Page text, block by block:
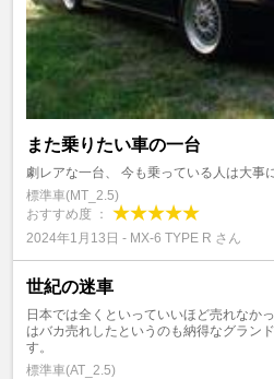
また乗りたい車の一台
劇レアな一台、 今も乗っている人は大事
標準車(MT_2.5)
おすすめ度 ：
2024年1月13日 - MX-6 TYPE R さん
世紀の迷車
日本では全くといっていいほど売れなか
はバカ売れしたというのも納得なグラン
す。
標準車(AT_2.5)